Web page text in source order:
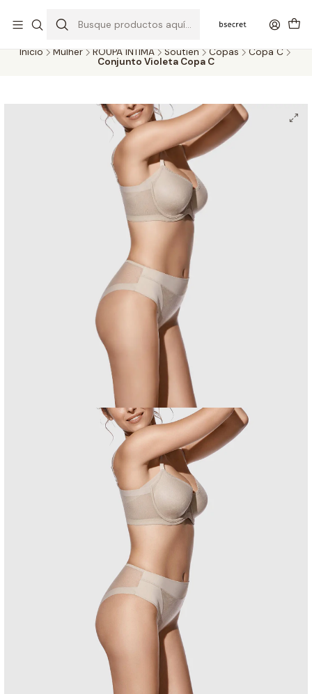
A 5 DIAS
Inicio Mulher ROUPA ÍNTIMA Soutien Copas
Copa C
Conjunto Violeta Copa C